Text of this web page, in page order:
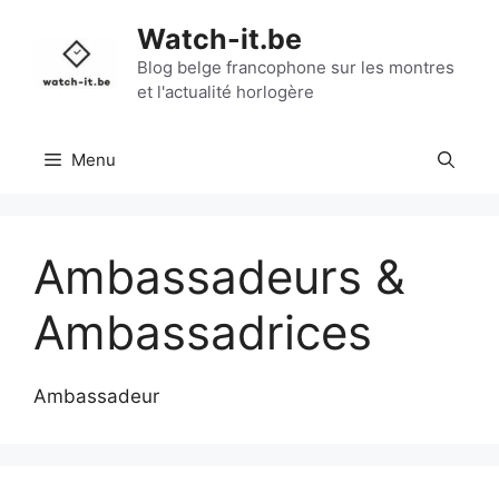
contenu
Watch-it.be
Blog belge francophone sur les montres
et l'actualité horlogère
Menu
Ambassadeurs &
Ambassadrices
Ambassadeur